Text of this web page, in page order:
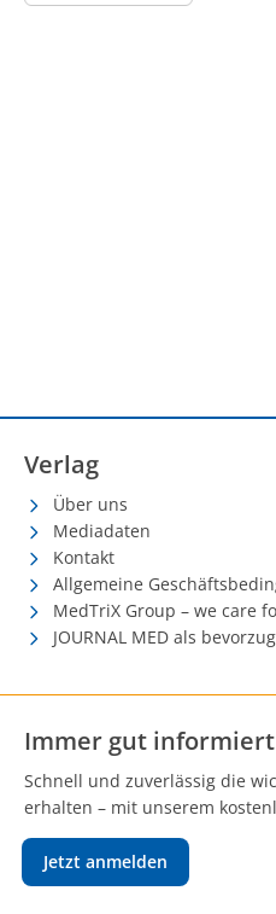
Verlag
Über uns
Mediadaten
Kontakt
Allgemeine
MedTriX Group – we care
JOURNAL MED als
Immer gut informiert
Schnell und zuverlässig die
erhalten – mit unserem
Jetzt anmelden